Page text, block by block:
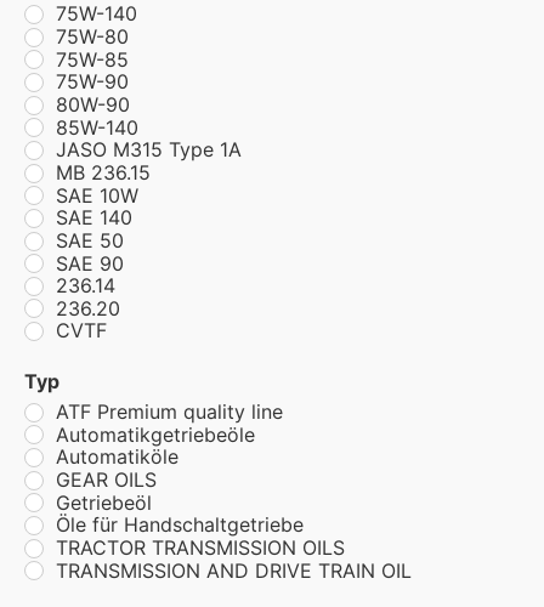
75W-140
75W-80
75W-85
75W-90
80W-90
85W-140
JASO M315 Type 1A
MB 236.15
SAE 10W
SAE 140
SAE 50
SAE 90
236.14
236.20
CVTF
Typ
ATF Premium quality line
Automatikgetriebeöle
Automatiköle
GEAR OILS
Getriebeöl
Öle für Handschaltgetriebe
TRACTOR TRANSMISSION OILS
TRANSMISSION AND DRIVE TRAIN OIL